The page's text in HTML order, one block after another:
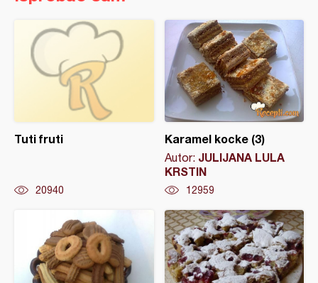
Tuti fruti
20940
Karamel kocke (3)
Autor: JULIJANA LULA
KRSTIN
12959